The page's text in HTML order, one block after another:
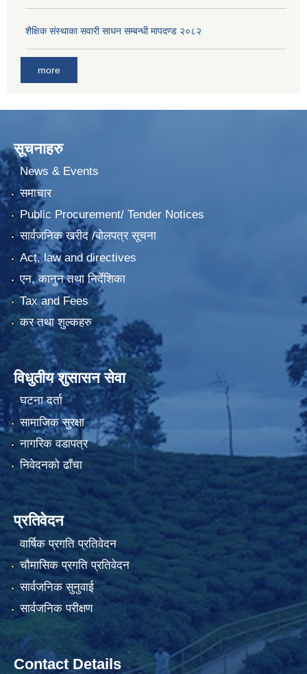
शैक्षिक संस्थाका सवारी साधन सम्बन्धी मापदण्ड २०८२
more
सूचनाहरु
News & Events
समाचार
Public Procurement/ Tender Notices
सार्वजनिक खरीद /बोलपत्र सूचना
Act, law and directives
एन, कानुन तथा निर्देशिका
Tax and Fees
कर तथा शुल्कहरु
विधुतीय शुसासन सेवा
घटना दर्ता
सामाजिक सुरक्षा
नागरिक वडापत्र
निवेदनको ढाँचा
प्रतिवेदन
वार्षिक प्रगति प्रतिवेदन
चौमासिक प्रगति प्रतिवेदन
सार्वजनिक सुनुवाई
सार्वजनिक परीक्षण
Contact Details